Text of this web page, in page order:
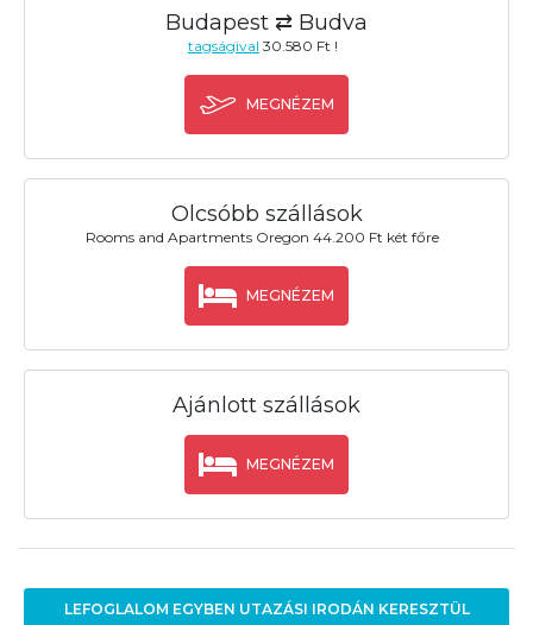
Budapest ⇄ Budva
tagságival 30.580 Ft !
MEGNÉZEM
Olcsóbb szállások
Rooms and Apartments Oregon 44.200 Ft két főre
MEGNÉZEM
Ajánlott szállások
MEGNÉZEM
LEFOGLALOM EGYBEN UTAZÁSI IRODÁN KERESZTÜL